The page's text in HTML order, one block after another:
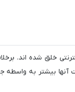
خلق شده اند.
آنها بیشتر به واسطه